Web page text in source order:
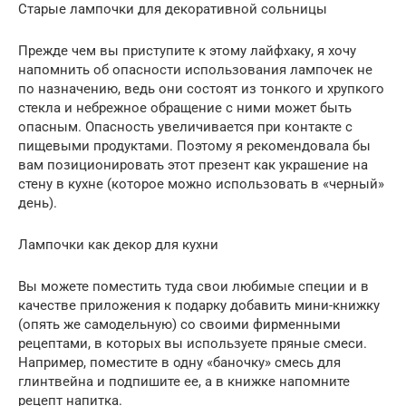
Старые лампочки для декоративной сольницы
Прежде чем вы приступите к этому лайфхаку, я хочу
напомнить об опасности использования лампочек не
по назначению, ведь они состоят из тонкого и хрупкого
стекла и небрежное обращение с ними может быть
опасным. Опасность увеличивается при контакте с
пищевыми продуктами. Поэтому я рекомендовала бы
вам позиционировать этот презент как украшение на
стену в кухне (которое можно использовать в «черный»
день).
Лампочки как декор для кухни
Вы можете поместить туда свои любимые специи и в
качестве приложения к подарку добавить мини-книжку
(опять же самодельную) со своими фирменными
рецептами, в которых вы используете пряные смеси.
Например, поместите в одну «баночку» смесь для
глинтвейна и подпишите ее, а в книжке напомните
рецепт напитка.